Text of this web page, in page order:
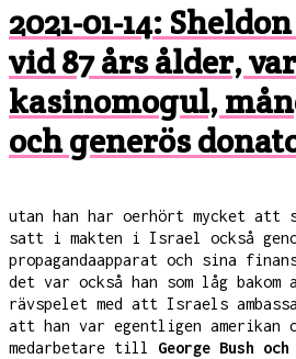
2021-01-14:
vid 87 års ålder, var
kasinomogul,
och generös
utan han har oerhört mycket att
satt i makten i Israel också
propagandaapparat och sina
det var också han som låg
rävspelet med att Israels
att han var egentligen amerikan
medarbetare till George Bush